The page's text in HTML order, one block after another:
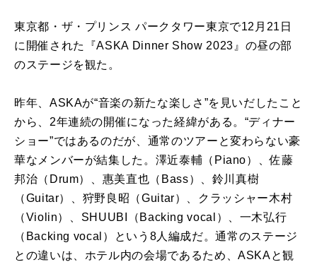
東京都・ザ・プリンス パークタワー東京で12⽉21⽇
に開催された『ASKA Dinner Show 2023』の昼の部
のステージを観た。
昨年、ASKAが“⾳楽の新たな楽しさ”を⾒いだしたこと
から、2年連続の開催になった経緯がある。“ディナー
ショー”ではあるのだが、通常のツアーと変わらない豪
華なメンバーが結集した。澤近泰輔（Piano）、佐藤
邦治（Drum）、惠美直也（Bass）、鈴川真樹
（Guitar）、狩野良昭（Guitar）、クラッシャー⽊村
（Violin）、SHUUBI（Backing vocal）、⼀⽊弘⾏
（Backing vocal）という8⼈編成だ。通常のステージ
との違いは、ホテル内の会場であるため、ASKAと観